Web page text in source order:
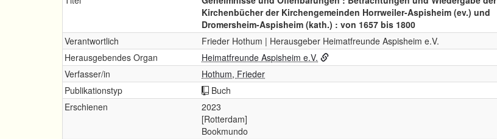
Kirchenbücher der Kirchengemeinden Horrweiler-Aspisheim (ev.) und
Dromersheim-Aspisheim (kath.) : von 1657 bis 1800
Verantwortlich
Frieder Hothum | Herausgeber Heimatfreunde Aspisheim e.V.
Herausgebendes Organ
Heimatfreunde Aspisheim e.V.
Verfasser/in
Hothum, Frieder
Publikationstyp
Buch
Erschienen
2023
[Rotterdam]
Bookmundo